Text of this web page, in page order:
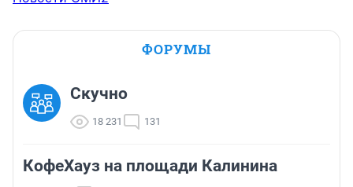
ФОРУМЫ
Скучно
18 231 131
КофеХауз на площади Калинина